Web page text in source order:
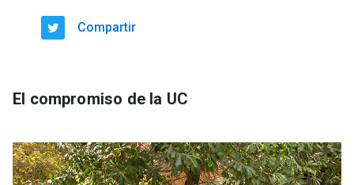
Compartir
El compromiso de la UC